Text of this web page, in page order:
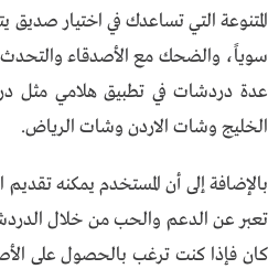
المتنوعة التي تساعدك في اختيار
سوياً، والضحك مع الأصدقاء
عدة دردشات في تطبيق هلامي مثل
الخليج وشات الاردن وشات الرياض.
بالإضافة إلى أن المستخدم يمكنه تقديم
تعبر عن الدعم والحب من خلال
كان فإذا كنت ترغب بالحصول على